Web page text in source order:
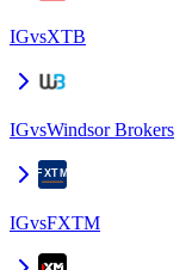
IGvsXTB
IGvsWindsor Brokers
IGvsFXTM